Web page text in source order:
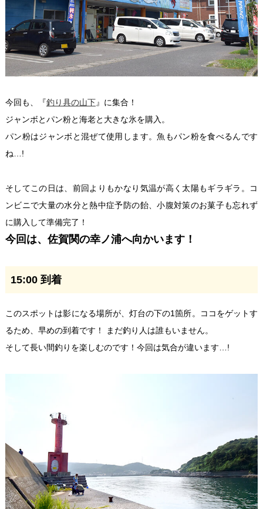
今回も、『釣り具の山下』に集合！
ジャンボとパン粉と海老と大きな氷を購入。
パン粉はジャンボと混ぜて使用します。魚もパン粉を食べるんです
ね…!
そしてこの日は、前回よりもかなり気温が高く太陽もギラギラ。コ
ンビニで大量の水分と熱中症予防の飴、小腹対策のお菓子も忘れず
に購入して準備完了！
今回は、佐賀関の幸ノ浦へ向かいます！
15:00 到着
このスポットは影になる場所が、灯台の下の1箇所。ココをゲットす
るため、早めの到着です！ まだ釣り人は誰もいません。
そして長い間釣りを楽しむのです！今回は気合が違います…!